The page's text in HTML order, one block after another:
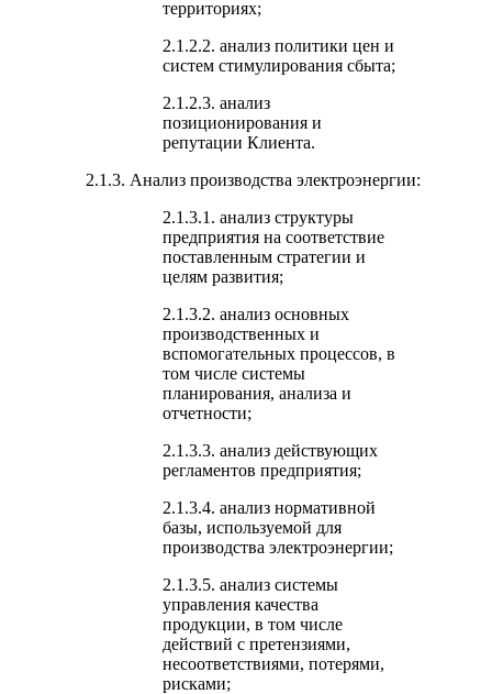
территориях;
2.1.2.2. анализ политики цен и
систем стимулирования сбыта;
2.1.2.3. анализ
позиционирования и
репутации Клиента.
2.1.3. Анализ производства электроэнергии:
2.1.3.1. анализ структуры
предприятия на соответствие
поставленным стратегии и
целям развития;
2.1.3.2. анализ основных
производственных и
вспомогательных процессов, в
том числе системы
планирования, анализа и
отчетности;
2.1.3.3. анализ действующих
регламентов предприятия;
2.1.3.4. анализ нормативной
базы, используемой для
производства электроэнергии;
2.1.3.5. анализ системы
управления качества
продукции, в том числе
действий с претензиями,
несоответствиями, потерями,
рисками;